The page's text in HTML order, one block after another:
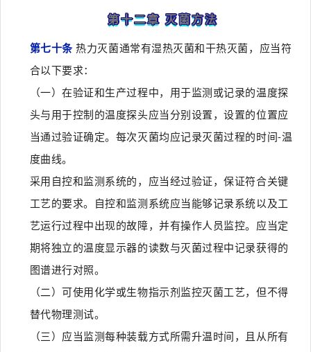
第十二章 灭菌方法
第七十条热力灭菌通常有湿热灭菌和干热灭菌，应当符
合以下要求：
（一）在验证和生产过程中，用于监测或记录的温度探
头与用于控制的温度探头应当分别设置，设置的位置应
当通过验证确定。每次灭菌均应记录灭菌过程的时间-温
度曲线。
采用自控和监测系统的，应当经过验证，保证符合关键
工艺的要求。自控和监测系统应当能够记录系统以及工
艺运行过程中出现的故障，并有操作人员监控。应当定
期将独立的温度显示器的读数与灭菌过程中记录获得的
图谱进行对照。
（二）可使用化学或生物指示剂监控灭菌工艺，但不得
替代物理测试。
（三）应当监测每种装载方式所需升温时间，且从所有